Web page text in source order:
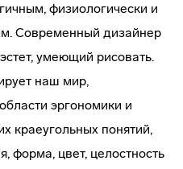
физиологически и
Современный дизайнер
умеющий рисовать.
наш мир,
эргономики и
краеугольных понятий,
форма, цвет, целостность